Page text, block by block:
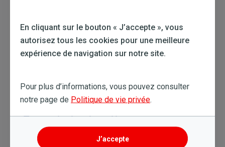
Via des installations de panneaux solaires
réparties dans toute la Belgique
Énergie hydraulique
Via la force de l'eau générée par les barrages, les
cours d'eau ou les marées.
En cliquant sur le bouton « J’accepte », vous
autorisez tous les cookies pour une meilleure
expérience de navigation sur notre site.
Pour plus d’informations, vous pouvez consulter
notre page de Politique de vie privée.
J’accepte